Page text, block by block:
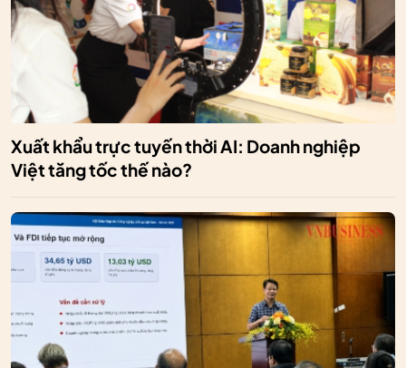
Xuất khẩu trực tuyến thời AI: Doanh nghiệp
Việt tăng tốc thế nào?